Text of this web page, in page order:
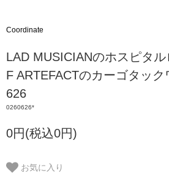
Coordinate
LAD MUSICIANのホスピタ
F ARTEFACTのカーゴタッ
626
0260626*
0円(税込0円)
お気に入り